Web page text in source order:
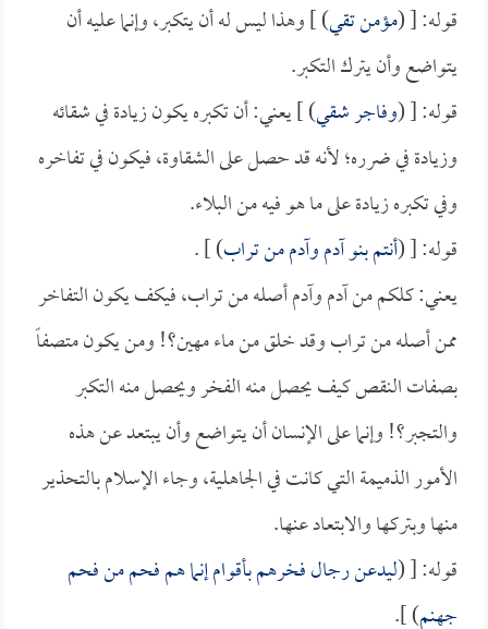
قوله: [ (مؤمن تقي) ] وهذا ليس له أن يتكبر، وإنما عليه أن
يتواضع وأن يترك التكبر.
قوله: [ (وفاجر شقي) ] يعني: أن تكبره يكون زيادة في شقائه
وزيادة في ضرره؛ لأنه قد حصل على الشقاوة، فيكون في تفاخره
وفي تكبره زيادة على ما هو فيه من البلاء.
قوله: [ (أنتم بنو آدم وآدم من تراب) ] .
يعني: كلكم من آدم وآدم أصله من تراب، فيكف يكون التفاخر
ممن أصله من تراب وقد خلق من ماء مهين؟! ومن يكون متصفاً
بصفات النقص كيف يحصل منه الفخر ويحصل منه التكبر
والتجبر؟! وإنما على الإنسان أن يتواضع وأن يبتعد عن هذه
الأمور الذميمة التي كانت في الجاهلية، وجاء الإسلام بالتحذير
منها وبتركها والابتعاد عنها.
قوله: [ (ليدعن رجال فخرهم بأقوام إنما هم فحم من فحم
جهنم) ].